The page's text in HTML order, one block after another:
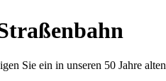
Sie ein in unseren 50 Jahre alten